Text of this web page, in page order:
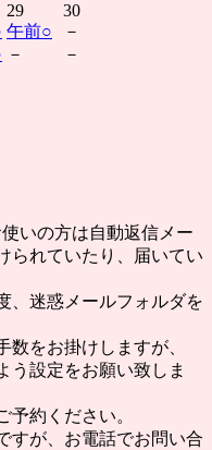
29
午前○
－
30
－
－
いの方は自動返信メー
られていたり、届いてい
、迷惑メールフォルダを
をお掛けしますが、
う設定をお願い致しま
予約ください。
すが、お電話でお問い合